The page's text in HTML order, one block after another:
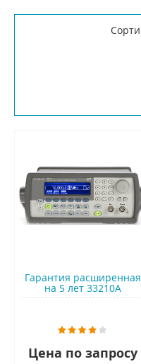
Гарантия расширенная
на 5 лет 33210A
Цена по запросу